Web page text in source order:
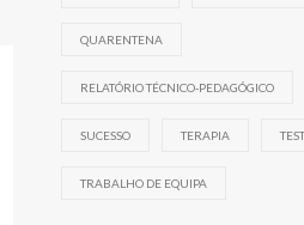
QUARENTENA
RELATÓRIO TÉCNICO-PEDAGÓGICO
SUCESSO TERAPIA
TRABALHO DE EQUIPA